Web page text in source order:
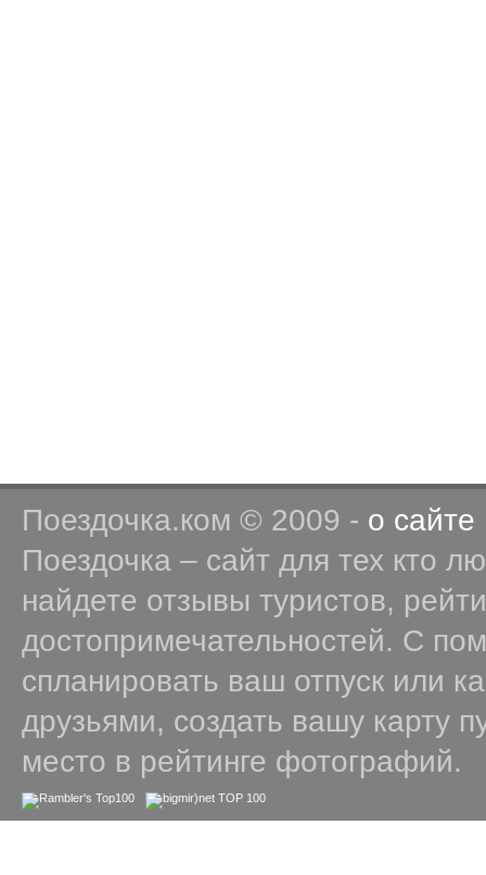
Поездочка.ком © 2009 - о сайте
Поездочка – сайт для тех кто
найдете отзывы туристов,
достопримечательностей. С
спланировать ваш отпуск или
друзьями, создать вашу карту
место в рейтинге фотографий.